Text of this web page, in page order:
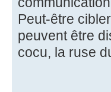
Peut-être
peuvent être
cocu, la ruse